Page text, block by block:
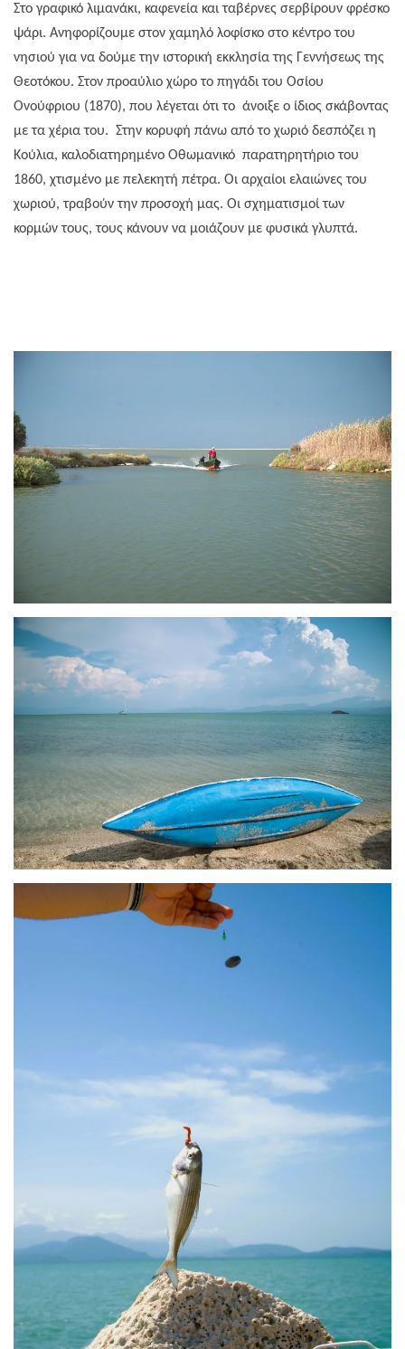
Στο γραφικό λιμανάκι, καφενεία και ταβέρνες σερβίρουν φρέσκο
ψάρι. Ανηφορίζουμε στον χαμηλό λοφίσκο στο κέντρο του
νησιού για να δούμε την ιστορική εκκλησία της Γεννήσεως της
Θεοτόκου. Στον προαύλιο χώρο το πηγάδι του Οσίου
Ονούφριου (1870), που λέγεται ότι το άνοιξε ο ίδιος σκάβοντας
με τα χέρια του. Στην κορυφή πάνω από το χωριό δεσπόζει η
Κούλια, καλοδιατηρημένο Οθωμανικό παρατηρητήριο του
1860, χτισμένο με πελεκητή πέτρα. Οι αρχαίοι ελαιώνες του
χωριού, τραβούν την προσοχή μας. Οι σχηματισμοί των
κορμών τους, τους κάνουν να μοιάζουν με φυσικά γλυπτά.